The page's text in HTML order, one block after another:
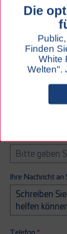
Anrede
Name
Ihre Nachricht an
Telefon